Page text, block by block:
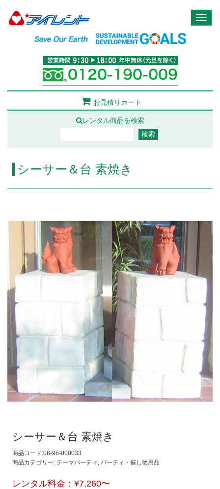
お見積りカート
レンタル商品を検索
シーサー＆台 素焼き
シーサー＆台 素焼き
商品コード:08-98-000033
商品カテゴリー: テーマパーティ パーティ・催し物用品
レンタル料金： ¥7,260〜